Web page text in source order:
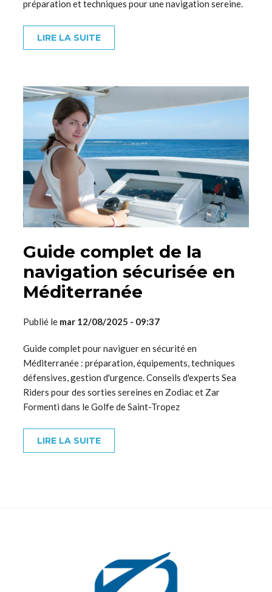
préparation et techniques pour une navigation sereine.
LIRE LA SUITE
Guide complet de la
navigation sécurisée en
Méditerranée
Publié le mar 12/08/2025 - 09:37
Guide complet pour naviguer en sécurité en
Méditerranée : préparation, équipements, techniques
défensives, gestion d'urgence. Conseils d'experts Sea
Riders pour des sorties sereines en Zodiac et Zar
Formenti dans le Golfe de Saint-Tropez
LIRE LA SUITE